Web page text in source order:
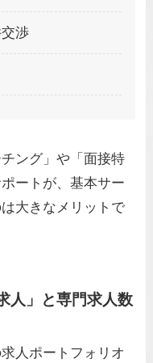
渉
ング」や「面接特
ートが、基本サー
大きなメリットで
人」と専門求人数
人ポートフォリオ